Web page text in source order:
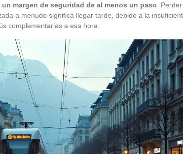
margen de seguridad de al menos un paso .
a menudo significa llegar tarde, debido a la
complementarias a esa hora.